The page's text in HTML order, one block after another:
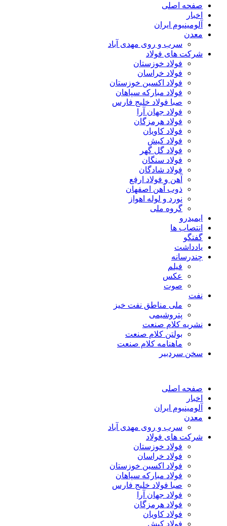
صفحه اصلی
اخبار
آلومینیوم ایران
معدن
سرب و روی مهدی آباد
شرکت های فولاد
فولاد خوزستان
فولاد خراسان
فولاد اکسین خوزستان
فولاد مبارکه سپاهان
صبا فولاد خلیج فارس
فولاد جهان آرا
فولاد هرمزگان
فولاد کاویان
فولاد کیش
فولاد گل گهر
فولاد سنگان
فولاد شادگان
آهن و فولاد ارفع
ذوب آهن اصفهان
نورد و لوله اهواز
گروه ملی
ایمیدرو
انتصاب ها
گفتگو
یادداشت
چندرسانه
فیلم
عکس
صوت
نفت
ملی مناطق نفت خیز
پتروشیمی
نشریه کلام صنعت
بولتن کلام صنعت
ماهنامه کلام صنعت
سخن سردبیر
صفحه اصلی
اخبار
آلومینیوم ایران
معدن
سرب و روی مهدی آباد
شرکت های فولاد
فولاد خوزستان
فولاد خراسان
فولاد اکسین خوزستان
فولاد مبارکه سپاهان
صبا فولاد خلیج فارس
فولاد جهان آرا
فولاد هرمزگان
فولاد کاویان
فولاد کیش